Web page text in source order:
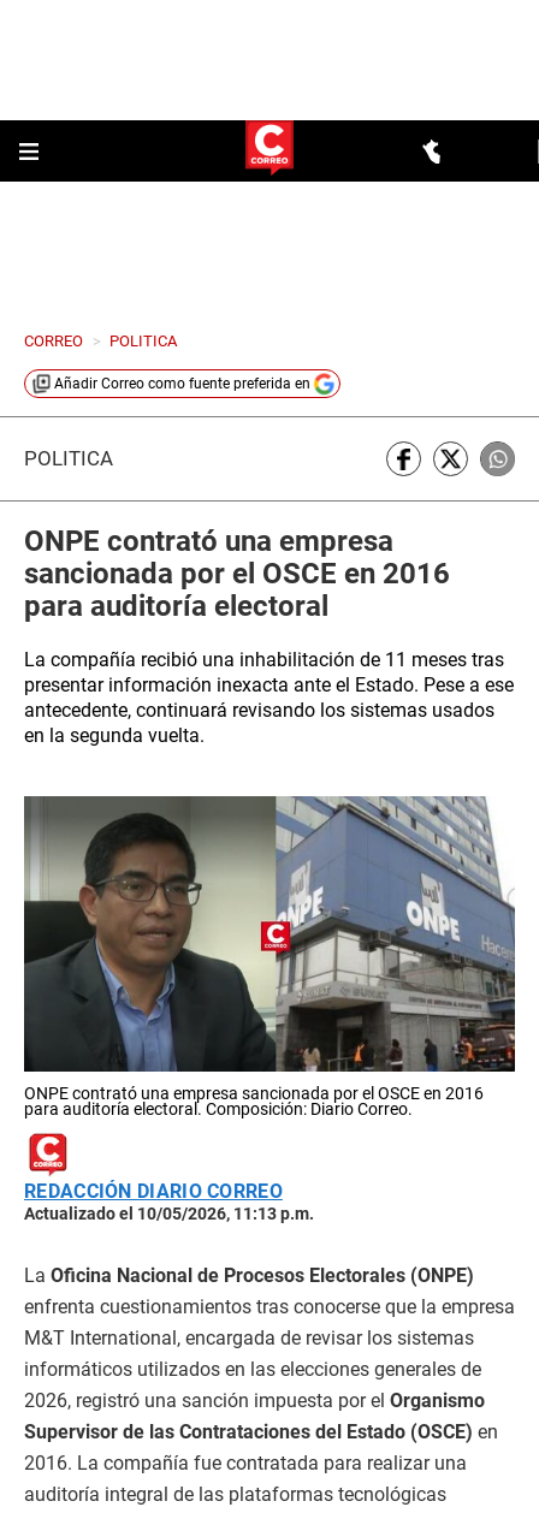
CORREO > POLITICA
Añadir Correo como fuente preferida en
POLÍTICA
ONPE contrató una empresa
sancionada por el OSCE en 2016
para auditoría electoral
La compañía recibió una inhabilitación de 11 meses tras
presentar información inexacta ante el Estado. Pese a ese
antecedente, continuará revisando los sistemas usados
en la segunda vuelta.
ONPE contrató una empresa sancionada por el OSCE en 2016
para auditoría electoral. Composición: Diario Correo.
REDACCIÓN DIARIO CORREO
Actualizado el 10/05/2026, 11:13 p.m.
La Oficina Nacional de Procesos Electorales (ONPE)
enfrenta cuestionamientos tras conocerse que la empresa
M&T International, encargada de revisar los sistemas
informáticos utilizados en las elecciones generales de
2026, registró una sanción impuesta por el Organismo
Supervisor de las Contrataciones del Estado (OSCE) en
2016. La compañía fue contratada para realizar una
auditoría integral de las plataformas tecnológicas